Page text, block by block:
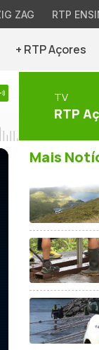
ZAG RTP
+ RTP Açores
TV
RTP
Mais